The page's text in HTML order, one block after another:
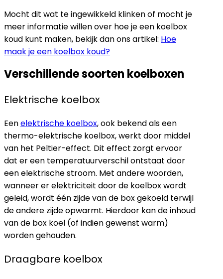
Mocht dit wat te ingewikkeld klinken of mocht je
meer informatie willen over hoe je een koelbox
koud kunt maken, bekijk dan ons artikel: Hoe
maak je een koelbox koud?
Verschillende soorten koelboxen
Elektrische koelbox
Eenelektrische koelbox, ook bekend als een
thermo-elektrische koelbox, werkt door middel
van het Peltier-effect. Dit effect zorgt ervoor
dat er een temperatuurverschil ontstaat door
een elektrische stroom. Met andere woorden,
wanneer er elektriciteit door de koelbox wordt
geleid, wordt één zijde van de box gekoeld terwijl
de andere zijde opwarmt. Hierdoor kan de inhoud
van de box koel (of indien gewenst warm)
worden gehouden.
Draagbare koelbox